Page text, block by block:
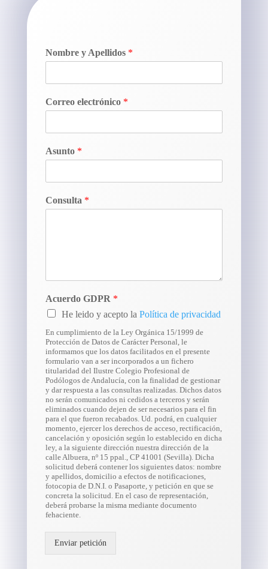
Nombre y Apellidos *
Correo electrónico *
Asunto *
Consulta *
Acuerdo GDPR *
He leido y acepto la Política de privacidad
En cumplimiento de la Ley Orgánica 15/1999 de
Protección de Datos de Carácter Personal, le
informamos que los datos facilitados en el presente
formulario van a ser incorporados a un fichero
titularidad del Ilustre Colegio Profesional de
Podólogos de Andalucía, con la finalidad de gestionar
y dar respuesta a las consultas realizadas. Dichos datos
no serán comunicados ni cedidos a terceros y serán
eliminados cuando dejen de ser necesarios para el fin
para el que fueron recabados. Ud. podrá, en cualquier
momento, ejercer los derechos de acceso, rectificación,
cancelación y oposición según lo establecido en dicha
ley, a la siguiente dirección nuestra dirección de la
calle Albuera, nº 15 ppal., CP 41001 (Sevilla). Dicha
solicitud deberá contener los siguientes datos: nombre
y apellidos, domicilio a efectos de notificaciones,
fotocopia de D.N.I. o Pasaporte, y petición en que se
concreta la solicitud. En el caso de representación,
deberá probarse la misma mediante documento
fehaciente.
Enviar petición